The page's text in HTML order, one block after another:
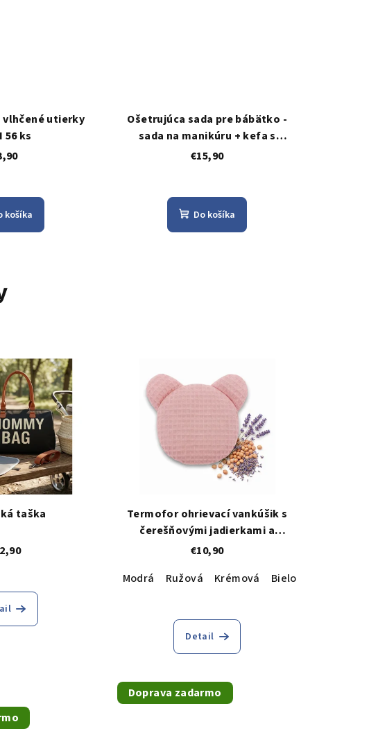
vlhčené utierky
56 ks
košíka
Ošetrujúca sada pre bábätko -
sada na manikúru + kefa s
hrebienkom - béžová
€15,90
Do košíka
taška
Termofor ohrievací vankúšik s
čerešňovými jadierkami a
levanduľou
€10,90
Modrá
Ružová Krémová Bielo ružová
Detail
Doprava zadarmo